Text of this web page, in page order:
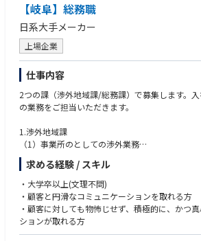
応を分担するサポート担当がつき、チームで支え
■働き方
週1回の全員出社日以外は、取材対応や打ち合わ
トワークを併用。多くはありませんが、テレビ
で、早朝・休日勤務・国内での出張が発生する
勤の際は翌月末までに振替休日を取得します。
■スケジュール
年間広報カレンダーの作成、半期ごとの振り返
回のチーム定例に加え、毎日朝会と終礼を実施。
■目標と評価
チームの定性・定量目標をもとに、各メンバー
回、等級や貢献度に基づき評価を実施しています
ケーションコイン制度」を活用し、感謝の気持ち
す。
日本固有の取り組みや成果を、グローバル社内
信します。CSR活動の広報、エンプロイヤーブラ
ニティとのエンゲージメントも担当します。
※出張(行き先は尼崎)は月1～2回の頻度でありま
海外出張はほとんどありません。
【魅力】
少数精鋭のエキスパート機能：
め、幅広い裁量と高い専門性が求められます。そ
ドが速く、自らの判断でコミュニケーション戦
です。
グローバルとローカルの橋渡し役：
コベストロのグローバル戦略を日本市場に適合
ルに届ける重要な役割を担います。アジア太平
ン責任者に直接レポートし、グローバルネットワ
を高める仕事です。
【岐阜】総務職
日系大手メーカー
上場企業
仕事内容
2つの課（渉外地域課/総務課）で募集します。
の業務をご担当いただきます。
1.渉外地域課
（1）事業所のとしての渉外業務
①地域のスポーツ/文化活動などを通じた地域貢
並びに行政・団体・企業等との連携推進。
②同社・同カンパニーの地域への企業ＰＲ施策の
政・団体・企業等との連携推進。
③地域自治体等との防災協定等諸協定の締結・
に関する行政との連携・調整。
求める経験 / スキル
・大学卒以上(文理不問)
・顧客と円滑なコミュニケーションを取れる方
・顧客に対しても物怖じせず、積極的に、かつ
ションが取れる方